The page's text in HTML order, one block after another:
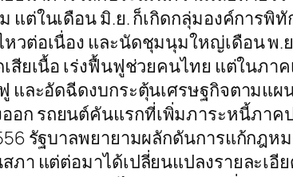
แต่ในเดือน มิ.ย. ก็เกิดกลุ่มองค์การ
วต่อเนื่อง และนัดชุมนุมใหญ่เดือน พ
สียเนื้อ เร่งฟื้นฟูช่วยคนไทย แต่ในภา
และอัดฉีดงบกระตุ้นเศรษฐกิจตามแ
อก รถยนต์คันแรกที่เพิ่มภาระหนี้ภา
รัฐบาลพยายามผลักดันการแก้กฎห
ภา แต่ต่อมาได้เปลี่ยนแปลงรายละเ